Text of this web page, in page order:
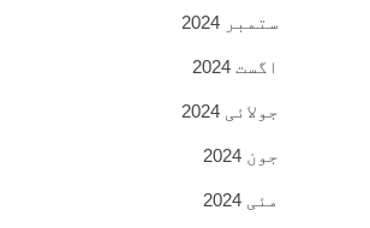
ستمبر 2024
اگست 2024
جولائی 2024
جون 2024
مئی 2024